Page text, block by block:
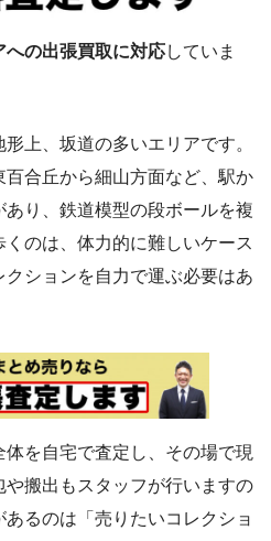
への出張買取に対応していま
上、坂道の多いエリアです。
合丘から細山方面など、駅か
り、鉄道模型の段ボールを複
のは、体力的に難しいケース
ションを自力で運ぶ必要はあ
を自宅で査定し、その場で現
搬出もスタッフが行いますの
るのは「売りたいコレクショ